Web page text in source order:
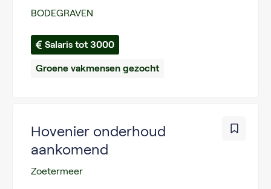
BODEGRAVEN
Salaris tot 3000
Groene vakmensen gezocht
Hovenier onderhoud
aankomend
Zoetermeer